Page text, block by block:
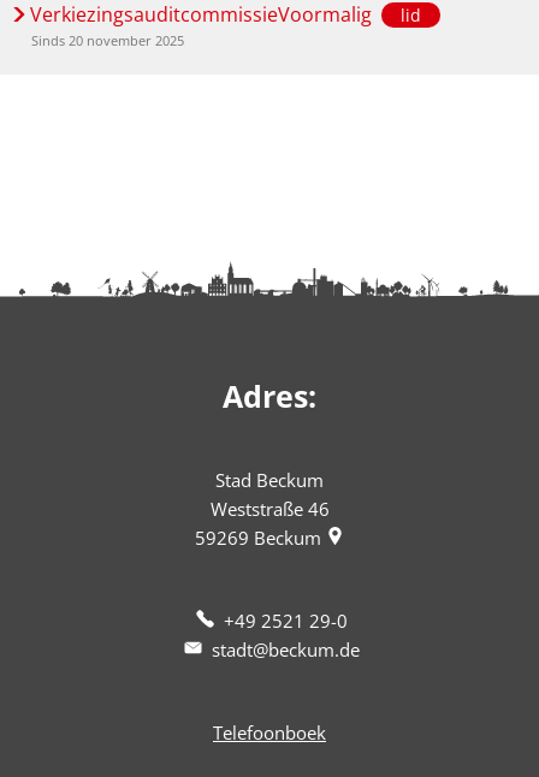
VerkiezingsauditcommissieVoormalig lid
Sinds 20 november 2025
Adres:
Stad Beckum
Weststraße 46
59269 Beckum
+49 2521 29-0
stadt@beckum.de
Telefoonboek